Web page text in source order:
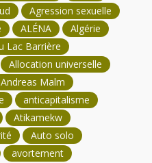
Agression sexuelle
ALÉNA
Algérie
Lac Barrière
Allocation universelle
Andreas Malm
anticapitalisme
Atikamekw
Auto solo
avortement